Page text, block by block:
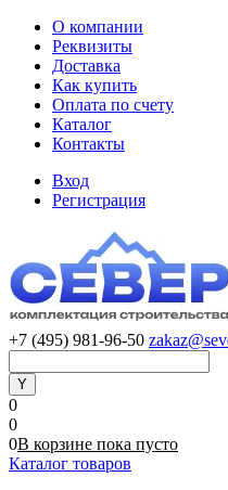
О компании
Реквизиты
Доставка
Как купить
Оплата по счету
Каталог
Контакты
Вход
Регистрация
+7 (495) 981-96-50
0
0
0В корзине пока пусто
Каталог товаров